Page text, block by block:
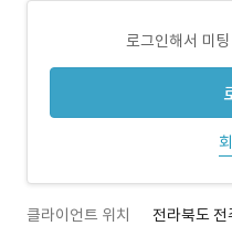
로그인해서 미
클라이언트 위치 전라북도 전